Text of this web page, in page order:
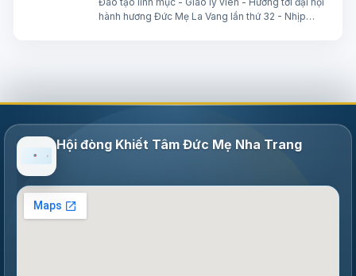
hành hương Đức Mẹ La Vang lần thứ 32 - Nhịp
Hội đòng Khiết Tâm Đức Mẹ Nha Trang